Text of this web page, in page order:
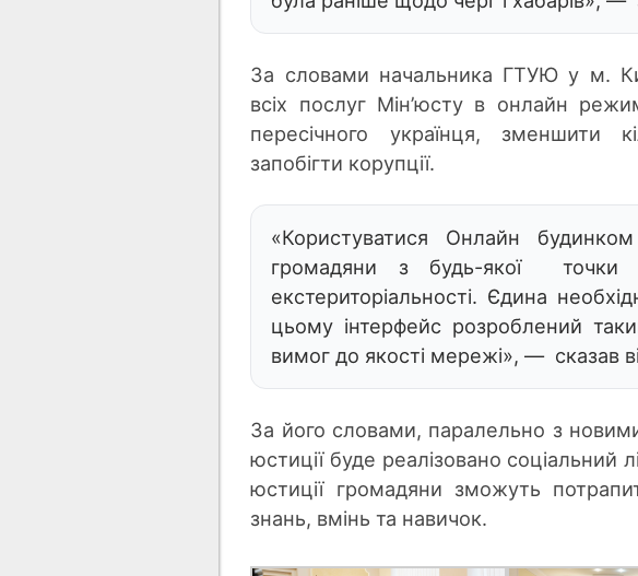
За словами начальника ГТУЮ у м.
всіх послуг Мін’юсту в онлайн
пересічного українця, зменшити
запобігти корупції.
«Користуватися Онлайн
громадяни з будь-якої
екстериторіальності. Єдина
цьому інтерфейс розроблений
вимог до якості мережі», — сказав
За його словами, паралельно з
юстиції буде реалізовано соціальний
юстиції громадяни зможуть
знань, вмінь та навичок.